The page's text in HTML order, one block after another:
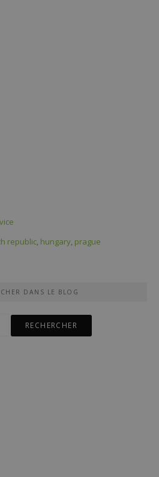
republic, hungary, prague
DANS LE BLOG